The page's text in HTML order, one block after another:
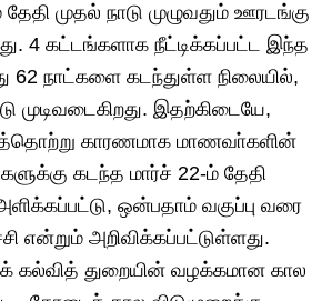
முதல் நாடு முழுவதும் ஊரடங்கு
4 கட்டங்களாக நீட்டிக்கப்பட்ட இந்த
62 நாட்களை கடந்துள்ள நிலையில்,
முடிவடைகிறது. இதற்கிடையே,
காரணமாக மாணவா்களின்
கடந்த மார்ச் 22-ம் தேதி
ஒன்பதாம் வகுப்பு வரை
என்றும் அறிவிக்கப்பட்டுள்ளது.
கல்வித் துறையின் வழக்கமான கால